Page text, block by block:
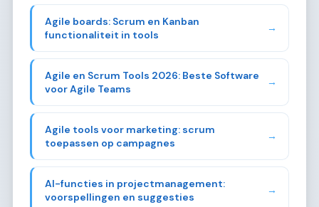
Agile boards: Scrum en Kanban
functionaliteit in tools
→
Agile en Scrum Tools 2026: Beste Software
voor Agile Teams
→
Agile tools voor marketing: scrum
toepassen op campagnes
→
AI-functies in projectmanagement:
voorspellingen en suggesties
→